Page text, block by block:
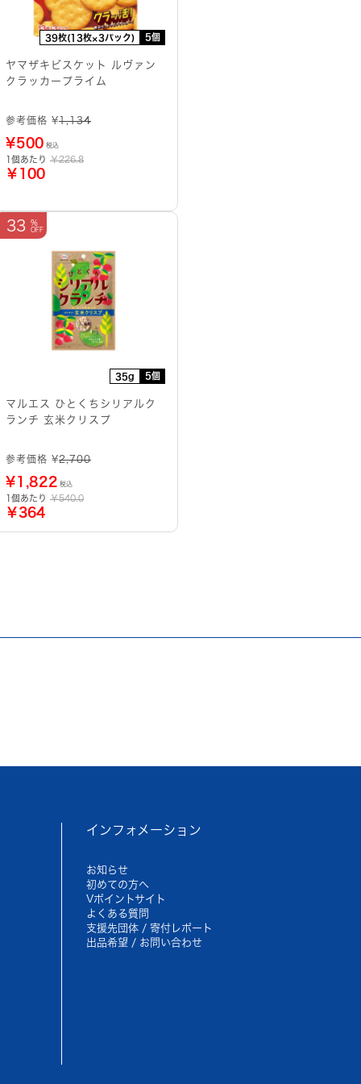
39枚(13枚×3パック) 5個
ヤマザキビスケット ルヴァン
クラッカープライム
参考価格 ¥1,134
¥500 税込
1個あたり ￥226.8
￥100
35g 5個
33
マルエス ひとくちシリアルク
ランチ 玄米クリスプ
参考価格 ¥2,700
¥1,822 税込
1個あたり ￥540.0
￥364
インフォメーション
お知らせ
初めての方へ
Vポイントサイト
よくある質問
支援先団体 / 寄付レポート
出品希望 / お問い合わせ